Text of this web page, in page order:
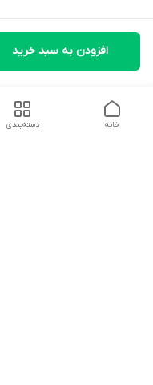
افزودن به سبد خرید
دسته‌بندی خانه